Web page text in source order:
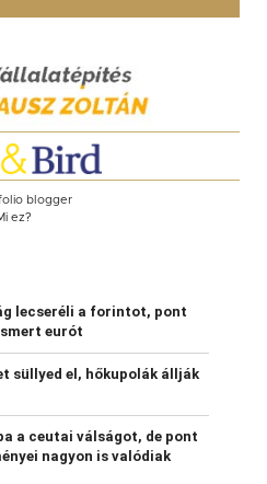
ez?
lecseréli a forintot, pont
eurót
süllyed el, hőkupolák állják
a ceutai válságot, de pont
nagyon is valódiak